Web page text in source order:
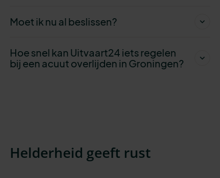
Moet ik nu al beslissen?
Hoe snel kan Uitvaart24 iets regelen
bij een acuut overlijden in Groningen?
Helderheid geeft rust